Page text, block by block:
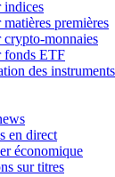
indices
premières
monnaies
fonds ETF
des instruments
en direct
économique
sur titres